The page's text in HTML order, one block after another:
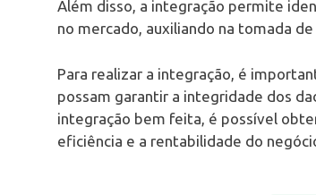
Além disso, a integração permite
no mercado, auxiliando na tomada
Para realizar a integração, é
possam garantir a integridade dos
integração bem feita, é possível
eficiência e a rentabilidade do